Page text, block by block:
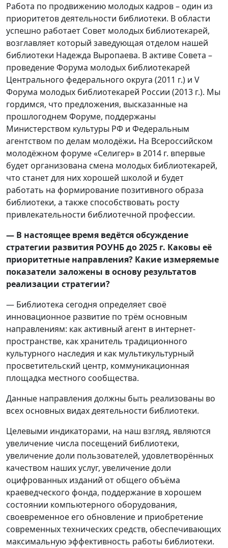
Работа по продвижению молодых кадров – один из
приоритетов деятельности библиотеки. В области
успешно работает Совет молодых библиотекарей,
возглавляет который заведующая отделом нашей
библиотеки Надежда Выропаева. В активе Совета –
проведение Форума молодых библиотекарей
Центрального федерального округа (2011 г.) и V
Форума молодых библиотекарей России (2013 г.). Мы
гордимся, что предложения, высказанные на
прошлогоднем Форуме, поддержаны
Министерством культуры РФ и Федеральным
агентством по делам молодёжи. На Всероссийском
молодёжном форуме «Селигер» в 2014 г. впервые
будет организована смена молодых библиотекарей,
что станет для них хорошей школой и будет
работать на формирование позитивного образа
библиотеки, а также способствовать росту
привлекательности библиотечной профессии.
— В настоящее время ведётся обсуждение
стратегии развития РОУНБ до 2025 г. Каковы её
приоритетные направления? Какие измеряемые
показатели заложены в основу результатов
реализации стратегии?
— Библиотека сегодня определяет своё
инновационное развитие по трём основным
направлениям: как активный агент в интернет-
пространстве, как хранитель традиционного
культурного наследия и как мультикультурный
просветительский центр, коммуникационная
площадка местного сообщества.
Данные направления должны быть реализованы во
всех основных видах деятельности библиотеки.
Целевыми индикаторами, на наш взгляд, являются
увеличение числа посещений библиотеки,
увеличение доли пользователей, удовлетворённых
качеством наших услуг, увеличение доли
оцифрованных изданий от общего объёма
краеведческого фонда, поддержание в хорошем
состоянии компьютерного оборудования,
своевременное его обновление и приобретение
современных технических средств, обеспечивающих
максимальную эффективность работы библиотеки.